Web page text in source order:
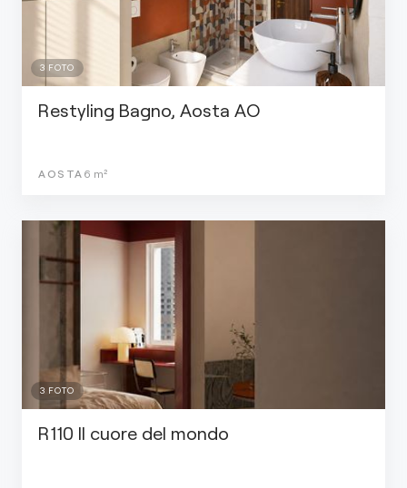
3 FOTO
Restyling Bagno, Aosta AO
AOSTA 6 m²
3 FOTO
R110 Il cuore del mondo